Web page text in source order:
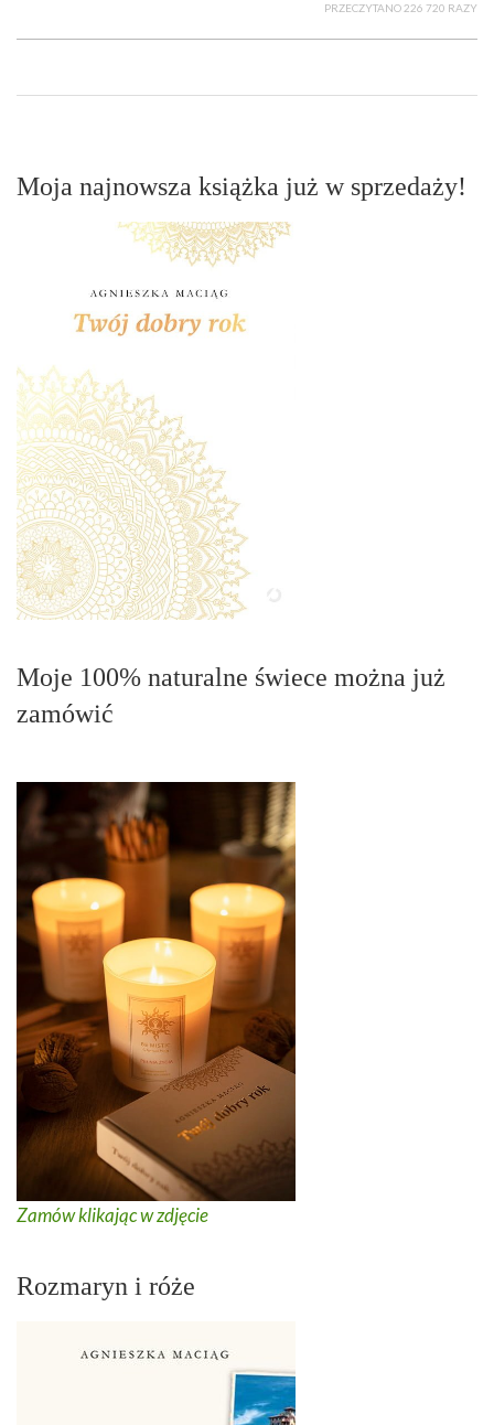
PRZECZYTANO 226 720 RAZY
Moja najnowsza książka już w sprzedaży!
Moje 100% naturalne świece można już
zamówić
Zamów klikając w zdjęcie
Rozmaryn i róże